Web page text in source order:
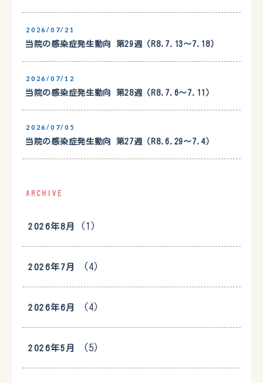
2026/07/21
当院の感染症発生動向 第29週（R8.7.13〜7.18）
2026/07/12
当院の感染症発生動向 第28週（R8.7.6〜7.11）
2026/07/05
当院の感染症発生動向 第27週（R8.6.29〜7.4）
ARCHIVE
2026年8月 (1)
2026年7月 (4)
2026年6月 (4)
2026年5月 (5)